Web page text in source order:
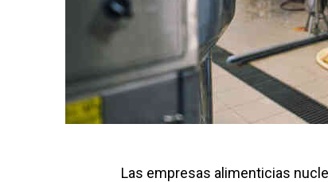
Las empresas alimenticias